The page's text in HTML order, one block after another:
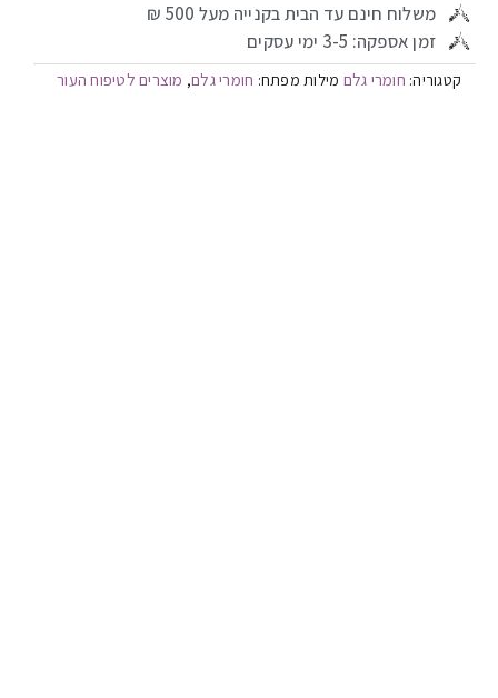
משלוח חינם עד הבית בקנייה מעל 500 ₪
זמן אספקה: 3-5 ימי עסקים
קטגוריה: חומרי גלם מילות מפתח: חומרי גלם, מוצרים לטיפוח העור